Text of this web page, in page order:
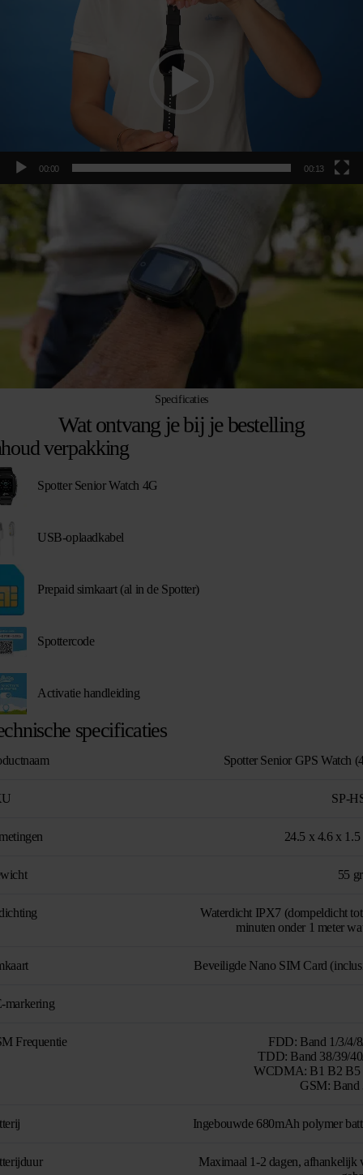
00:00 00:13
Specificaties
Wat ontvang je bij je bestelling
specificaties
Spotter Senior GPS Watch
SP-
24.5 x 4.6 x 1.5
55
Waterdicht IPX7 (dompeldicht
minuten onder 1 meter
Beveiligde Nano SIM Card
markering
Frequentie
FDD: Band 1/3/4/
TDD: Band 38/39/
WCDMA: B1 B2 B5
GSM: Band
Ingebouwde 680mAh polymer
Maximaal 1-2 dagen, afhankelijk
verpakking
Spotter Senior Watch 4G
USB-oplaadkabel
Prepaid simkaart (al in de Spotter)
Spottercode
Activatie handleiding